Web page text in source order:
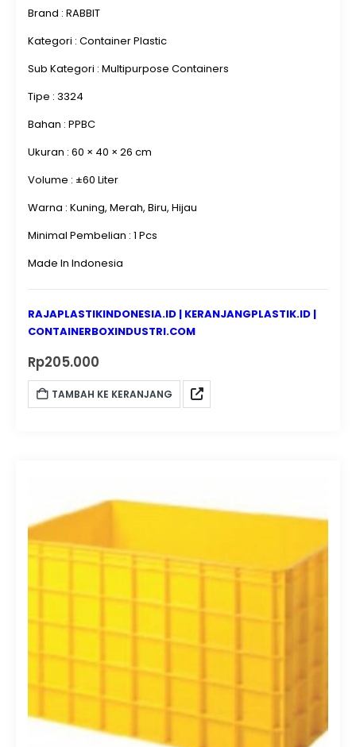
Brand : RABBIT
Kategori : Container Plastic
Sub Kategori : Multipurpose Containers
Tipe : 3324
Bahan : PPBC
Ukuran : 60 × 40 × 26 cm
Volume : ±60 Liter
Warna : Kuning, Merah, Biru, Hijau
Minimal Pembelian : 1 Pcs
Made In Indonesia
RAJAPLASTIKINDONESIA.ID| KERANJANGPLASTIK.ID|
CONTAINERBOXINDUSTRI.COM
Rp205.000
TAMBAH KE KERANJANG